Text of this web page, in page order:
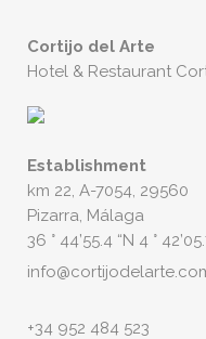
Cortijo del Arte
Hotel & Restaurant
Establishment
km 22, A-7054, 29560
Pizarra, Málaga
36 ° 44’55.4 “N 4 °
+34 952 484 523